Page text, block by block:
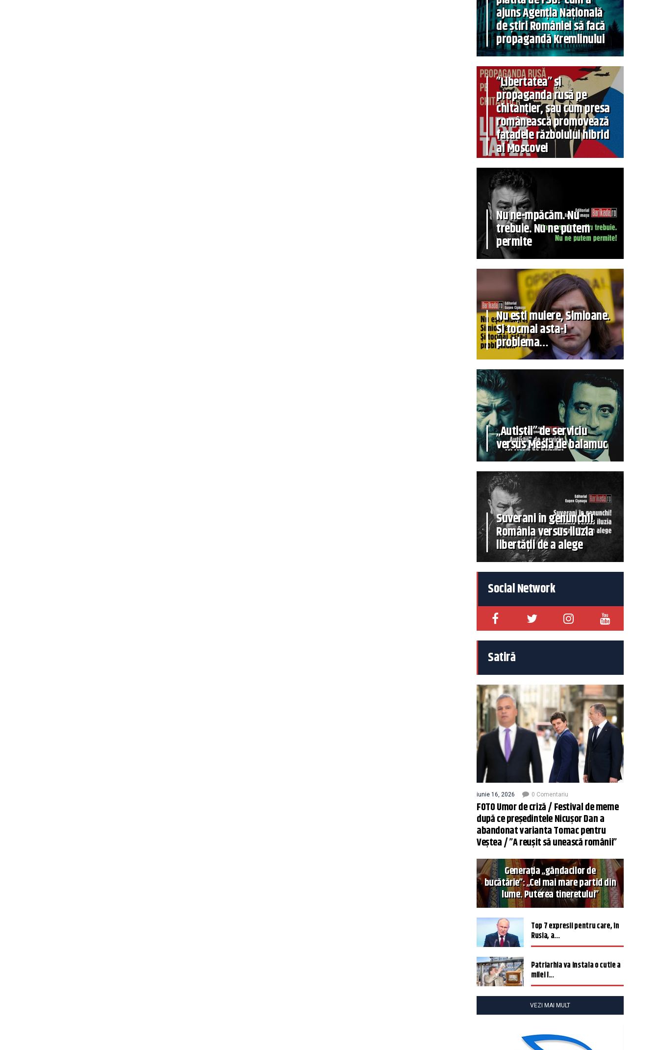
ajuns Agenția Națională
de știri României să facă
propagandă Kremlinului
”Libertatea” și
propaganda rusă pe
chitanțier, sau cum presa
românească promovează
fațadele războiului hibrid
al Moscovei
Nu ne-mpăcăm. Nu
trebuie. Nu ne putem
permite
Nu ești muiere, Simioane.
Și tocmai asta-i
problema…
„Autiștii” de serviciu
versus Mesia de balamuc
Suverani în genunchi!
România versus iluzia
libertății de a alege
Social Network
Satiră
iunie 16, 2026 0 Comentariu
FOTO Umor de criză / Festival de meme
după ce președintele Nicușor Dan a
abandonat varianta Tomac pentru
Veștea / ”A reușit să unească românii”
Generația „gândacilor de
bucătărie”: „Cel mai mare partid din
lume. Puterea tineretului”
Top 7 expresii pentru care, în
Rusia, a...
Patriarhia va instala o cutie a
milei î...
VEZI MAI MULT